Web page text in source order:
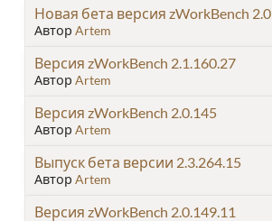
Новая бета версия zWorkBench 2.0
Автор Artem
Версия zWorkBench 2.1.160.27
Автор Artem
Версия zWorkBench 2.0.145
Автор Artem
Выпуск бета версии 2.3.264.15
Автор Artem
Версия zWorkBench 2.0.149.11